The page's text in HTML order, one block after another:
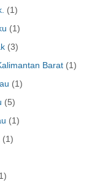
(1)
(1)
(3)
Barat (1)
(1)
(5)
(1)
(1)